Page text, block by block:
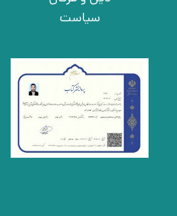
سیاست